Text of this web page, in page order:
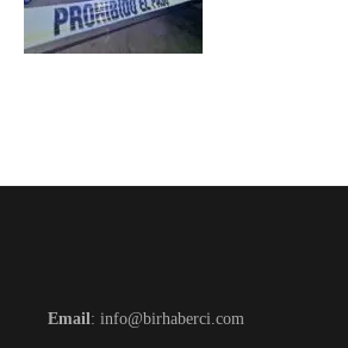
Email: info@birhaberci.com